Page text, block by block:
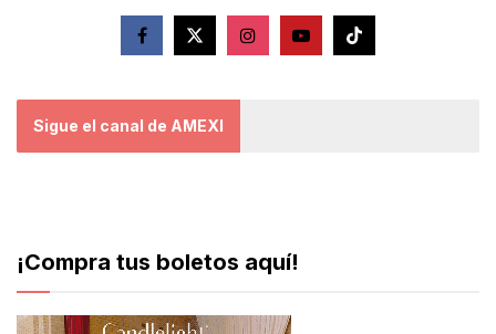
Sigue el canal de AMEXI
¡Compra tus boletos aquí!